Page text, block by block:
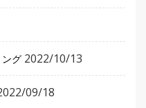
グ 2022/10/13
09/18